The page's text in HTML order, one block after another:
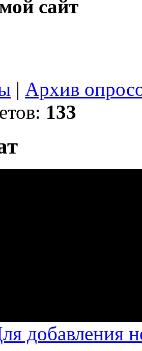
сайт
| Архив
133
добавления